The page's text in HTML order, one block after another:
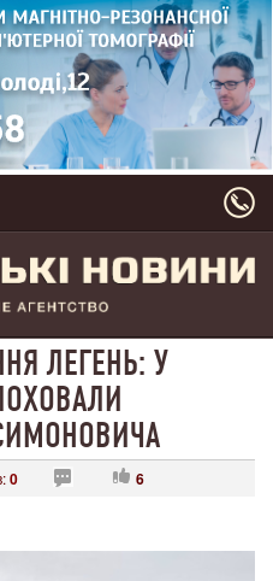
ЛЕГЕНЬ: У
0 6